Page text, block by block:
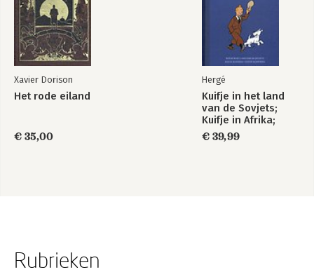
Xavier Dorison
Het rode eiland
€ 35,00
Hergé
Kuifje in het land
van de Sovjets;
Kuifje in Afrika;
Kuifje in Amerika
€ 39,99
Rubrieken